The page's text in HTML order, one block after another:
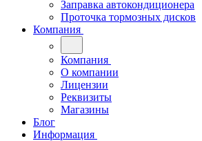
Заправка автокондиционера
Проточка тормозных дисков
Компания
Компания
О компании
Лицензии
Реквизиты
Магазины
Блог
Информация